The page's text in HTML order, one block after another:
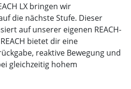
LX bringen wir
die nächste Stufe. Dieser
auf unserer eigenen REACH-
bietet dir eine
reaktive Bewegung und
gleichzeitig hohem